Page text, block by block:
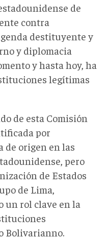
de
contra
destituyente y
y diplomacia
y hasta hoy, ha
legítimas
de esta Comisión
por
de origen en las
pero
de Estados
de Lima,
un rol clave en la
Bolivarianno.